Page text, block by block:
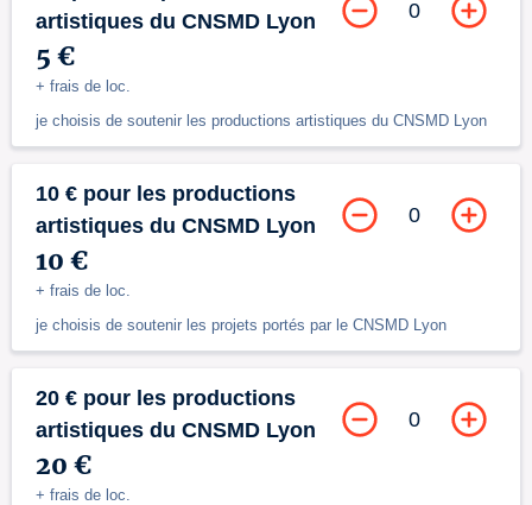
artistiques du CNSMD Lyon
5 €
+ frais de loc.
je choisis de soutenir les productions artistiques du CNSMD Lyon
0
10 € pour les productions
artistiques du CNSMD Lyon
10 €
+ frais de loc.
je choisis de soutenir les projets portés par le CNSMD Lyon
0
20 € pour les productions
artistiques du CNSMD Lyon
20 €
+ frais de loc.
0